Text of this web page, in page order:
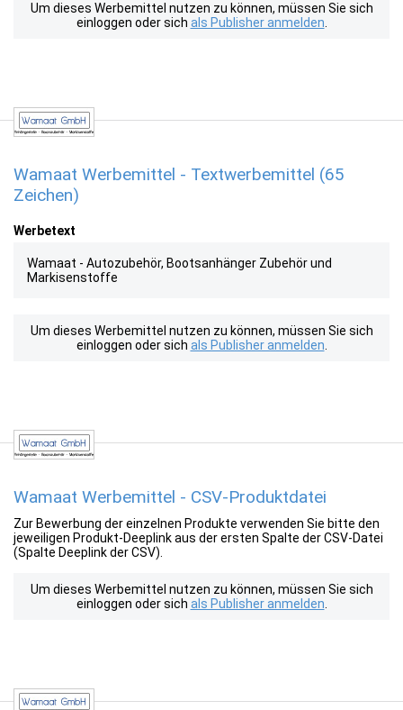
Um dieses Werbemittel nutzen zu können, müssen Sie sich
einloggen oder sich als Publisher anmelden
Wamaat Werbemittel - Textwerbemittel (65
Zeichen)
Werbetext
Wamaat - Autozubehör, Bootsanhänger Zubehör und
Markisenstoffe
Um dieses Werbemittel nutzen zu können, müssen Sie sich
einloggen oder sich als Publisher anmelden
Wamaat Werbemittel - CSV-Produktdatei
Zur Bewerbung der einzelnen Produkte verwenden Sie bitte den
jeweiligen Produkt-Deeplink aus der ersten Spalte der CSV-Datei
(Spalte Deeplink der CSV).
Um dieses Werbemittel nutzen zu können, müssen Sie sich
einloggen oder sich als Publisher anmelden